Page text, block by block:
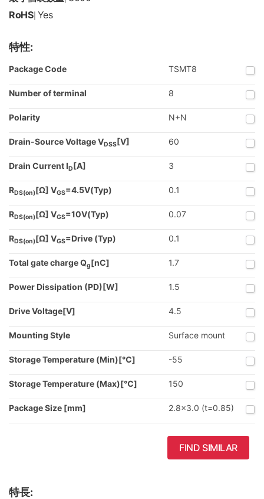
RoHS| Yes
特性:
Package Code TSMT8
Number of terminal 8
Polarity N+N
Drain-Source Voltage VDSS[V] 60
Drain Current ID[A] 3
RDS(on)[Ω] VGS=4.5V(Typ) 0.1
RDS(on)[Ω] VGS=10V(Typ) 0.07
RDS(on)[Ω] VGS=Drive (Typ) 0.1
Total gate charge Qg[nC] 1.7
Power Dissipation (PD)[W] 1.5
Drive Voltage[V] 4.5
Mounting Style Surface mount
Storage Temperature (Min)[℃] -55
Storage Temperature (Max)[℃] 150
Package Size [mm] 2.8x3.0 (t=0.85)
FIND SIMILAR
特長: